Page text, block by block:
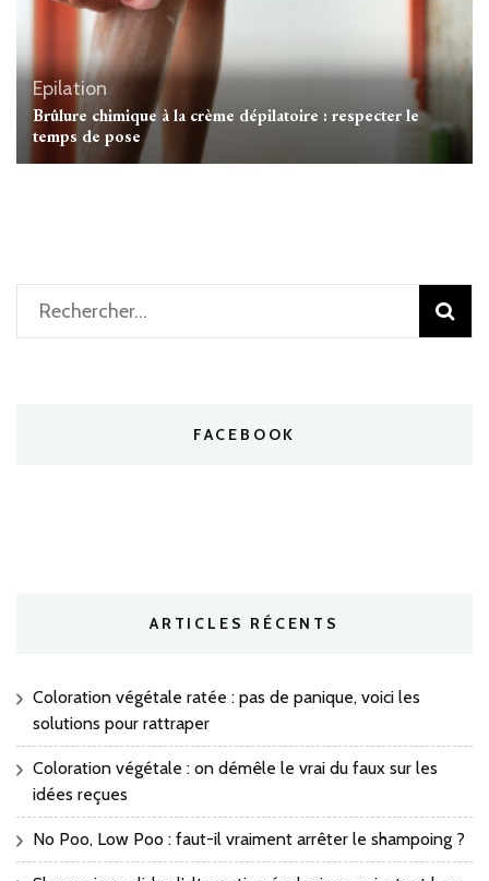
Epilation
Brûlure chimique à la crème dépilatoire : respecter le
temps de pose
Rechercher :
FACEBOOK
ARTICLES RÉCENTS
Coloration végétale ratée : pas de panique, voici les
solutions pour rattraper
Coloration végétale : on démêle le vrai du faux sur les
idées reçues
No Poo, Low Poo : faut-il vraiment arrêter le shampoing ?